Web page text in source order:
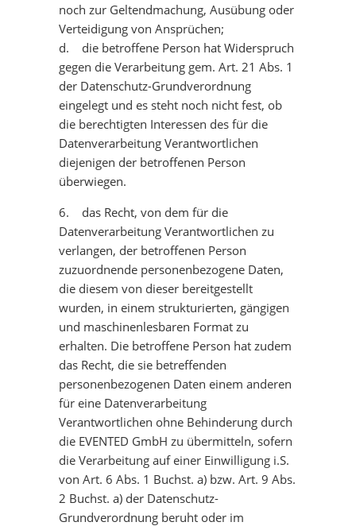
noch zur Geltendmachung, Ausübung oder
Verteidigung von Ansprüchen;
d. die betroffene Person hat Widerspruch
gegen die Verarbeitung gem. Art. 21 Abs. 1
der Datenschutz-Grundverordnung
eingelegt und es steht noch nicht fest, ob
die berechtigten Interessen des für die
Datenverarbeitung Verantwortlichen
diejenigen der betroffenen Person
überwiegen.
6. das Recht, von dem für die
Datenverarbeitung Verantwortlichen zu
verlangen, der betroffenen Person
zuzuordnende personenbezogene Daten,
die diesem von dieser bereitgestellt
wurden, in einem strukturierten, gängigen
und maschinenlesbaren Format zu
erhalten. Die betroffene Person hat zudem
das Recht, die sie betreffenden
personenbezogenen Daten einem anderen
für eine Datenverarbeitung
Verantwortlichen ohne Behinderung durch
die EVENTED GmbH zu übermitteln, sofern
die Verarbeitung auf einer Einwilligung i.S.
von Art. 6 Abs. 1 Buchst. a) bzw. Art. 9 Abs.
2 Buchst. a) der Datenschutz-
Grundverordnung beruht oder im